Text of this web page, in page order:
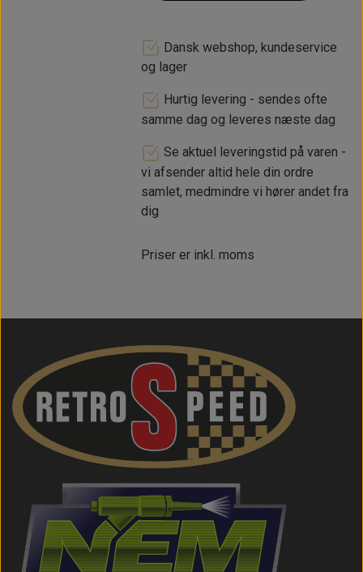
Dansk webshop, kundeservice
og lager
Hurtig levering - sendes ofte
samme dag og leveres næste dag
Se aktuel leveringstid på varen -
vi afsender altid hele din ordre
samlet, medmindre vi hører andet fra
dig
Priser er inkl. moms